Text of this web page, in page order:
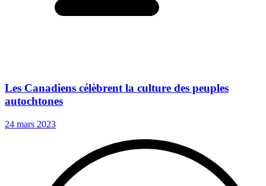
Les Canadiens célèbrent la culture des peuples
autochtones
24 mars 2023